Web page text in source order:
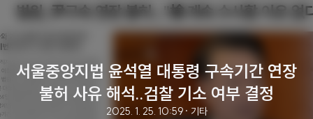
서울중앙지법 윤석열 대통령 구속기간 연장
불허 사유 해석..검찰 기소 여부 결정
2025. 1. 25. 10:59 · 기타